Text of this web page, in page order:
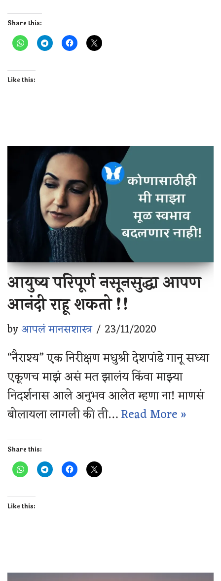
Share this:
Like this:
आयुष्य परिपूर्ण नसूनसुद्धा आपण
आनंदी राहू शकतो !!
byआपलं मानसशास्त्र 23/11/2020
“नैराश्य” एक निरीक्षण मधुश्री देशपांडे गानू सध्या
एकूणच माझं असं मत झालंय किंवा माझ्या
निदर्शनास आले अनुभव आलेत म्हणा ना! माणसं
बोलायला लागली की ती…Read More »
Share this:
Like this: